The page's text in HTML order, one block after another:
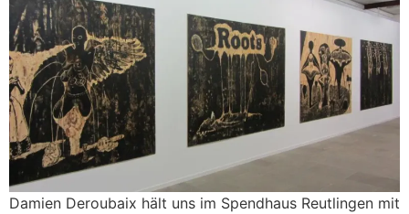
Damien Deroubaix hält uns im Spendhaus Reutlingen mit